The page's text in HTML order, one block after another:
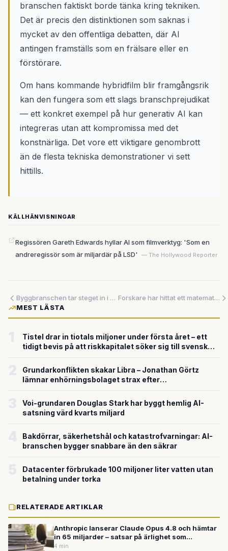
branschen faktiskt borde tänka kring tekniken.
Det är precis den distinktionen som saknas i
mycket av den offentliga debatten, där AI
antingen framställs som en frälsare eller en
förstörare.
Om hans kommande hybridfilm blir framgångsrik
kan den fungera som ett slags branschprejudikat
— ett konkret exempel på hur generativ AI kan
integreras utan att kompromissa med det
konstnärliga. Det vore ett viktigare genombrott
än de flesta tekniska demonstrationer vi sett
hittills.
KÄLLHÄNVISNINGAR
Regissören Gareth Edwards hyllar AI som filmverktyg: 'Som en
andreregi­ssör som är miljardär på LSD' — The Hollywood Reporter
Byggbranschen tar steget in i AI-eran — och pengarna strömmar in
Forskare har hittat ett matematiskt knep som suddar bort oönskat innehåll ur bildgeneratorer – utan att förstöra resten
MEST LÄSTA
Tistel drar in tiotals miljoner under första året – ett
tidigt bevis på att riskkapitalet söker sig till svensk
Grundarkonflikten skakar Libra – Jonathan Görtz
lämnar enhörningsbolaget strax efter
Voi-grundaren Douglas Stark har byggt hemlig AI-
satsning värd kvarts miljard
Bakdörrar, säkerhetshål och katastrofvarningar: AI-
branschen bygger snabbare än den säkrar
Datacenter förbrukade 100 miljoner liter vatten utan
betalning under torka
RELATERADE ARTIKLAR
Anthropic lanserar Claude Opus 4.8 och hämtar
in 65 miljarder – satsar på ärlighet som
konkurrensfördel i AI-kapplöpningen
4 min